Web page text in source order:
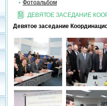
Фотоальбом
ДЕВЯТОЕ ЗАСЕДАНИЕ
Девятое заседание